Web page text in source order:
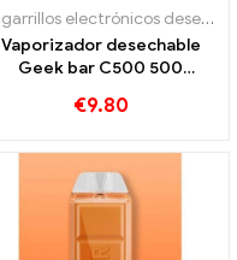
Cigarrillos electrónicos desechables
Vaporizador desechable
Geek bar C500 500
€9.80